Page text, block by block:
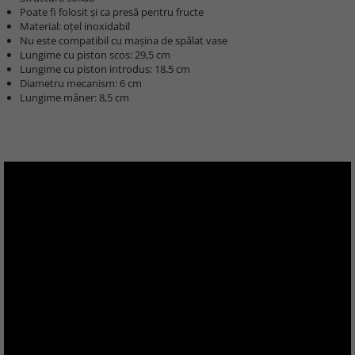
Poate fi folosit și ca presă pentru fructe
Material: oțel inoxidabil
Nu este compatibil cu mașina de spălat vase
Lungime cu piston scos: 29,5 cm
Lungime cu piston introdus: 18,5 cm
Diametru mecanism: 6 cm
Lungime mâner: 8,5 cm